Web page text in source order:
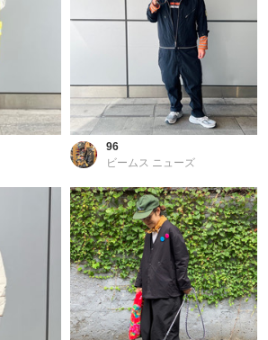
96
ビームス ニューズ